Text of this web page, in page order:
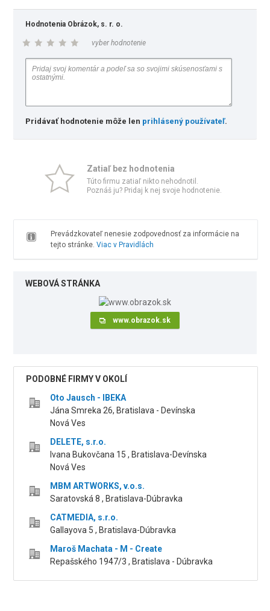
Hodnotenia Obrázok, s. r. o.
vyber hodnotenie
Pridávať hodnotenie môže len prihlásený používateľ.
Zatiaľ bez hodnotenia
Túto firmu zatiaľ nikto nehodnotil.
Poznáš ju? Pridaj k nej svoje hodnotenie.
Prevádzkovateľ nenesie zodpovednosť za informácie na
tejto stránke. Viac v Pravidlách
WEBOVÁ STRÁNKA
www.obrazok.sk
PODOBNÉ FIRMY V OKOLÍ
Oto Jausch - IBEKA
Jána Smreka 26, Bratislava - Devínska
Nová Ves
DELETE, s.r.o.
Ivana Bukovčana 15 , Bratislava-Devínska
Nová Ves
MBM ARTWORKS, v.o.s.
Saratovská 8 , Bratislava-Dúbravka
CATMEDIA, s.r.o.
Gallayova 5 , Bratislava-Dúbravka
Maroš Machata - M - Create
Repašského 1947/3 , Bratislava - Dúbravka